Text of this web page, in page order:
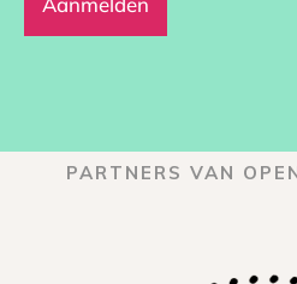
PARTNERS VAN